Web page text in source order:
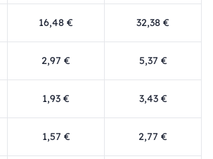
16,48 € 32,38 €
2,97 € 5,37 €
1,93 € 3,43 €
1,57 € 2,77 €